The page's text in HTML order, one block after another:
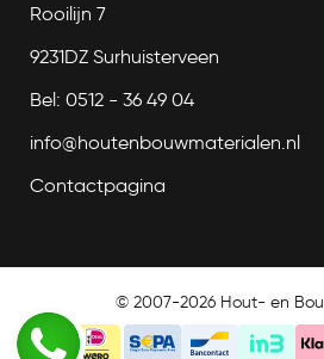
Rooilijn 7
9231DZ Surhuisterveen
Bel: 0512 - 36 49 04
info@houtenbouwmaterialen.nl
Contactpagina
© 2007-2026 Hout- en